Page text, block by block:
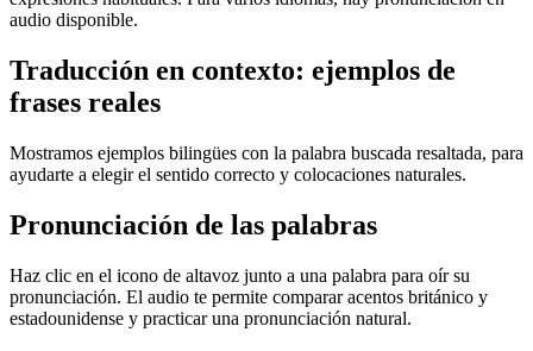
audio disponible.
Traducción en contexto: ejemplos de
frases reales
Mostramos ejemplos bilingües con la palabra buscada resaltada, para
ayudarte a elegir el sentido correcto y colocaciones naturales.
Pronunciación de las palabras
Haz clic en el icono de altavoz junto a una palabra para oír su
pronunciación. El audio te permite comparar acentos británico y
estadounidense y practicar una pronunciación natural.